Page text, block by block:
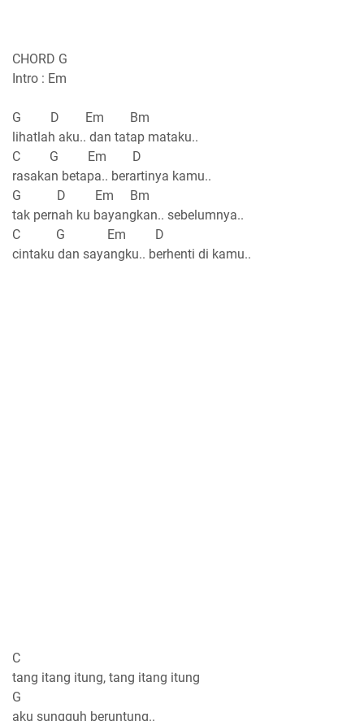
CHORD G
Intro : Em
G D Em Bm
lihatlah aku.. dan tatap mataku..
C G Em D
rasakan betapa.. berartinya kamu..
G D Em Bm
tak pernah ku bayangkan.. sebelumnya..
C G Em D
cintaku dan sayangku.. berhenti di kamu..
C
tang itang itung, tang itang itung
G
aku sungguh beruntung..